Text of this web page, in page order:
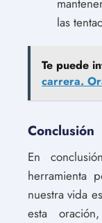
las
Te puede
carrera.
Conclusión
En
herramienta
nuestra vida
esta